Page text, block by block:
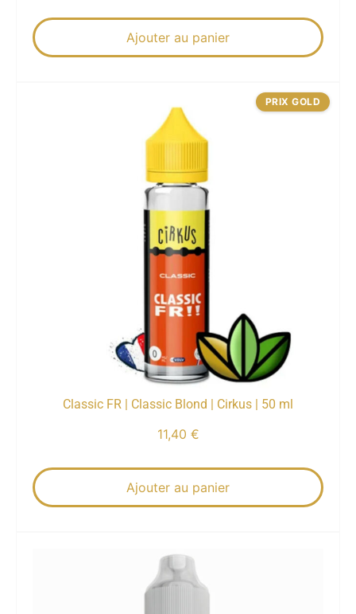
Ajouter au panier
Classic FR | Classic Blond | Cirkus | 50 ml
11,40 €
Ajouter au panier
PRIX GOLD